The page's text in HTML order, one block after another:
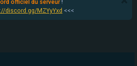
officiel du serveur!
discord.gg/MZYyYxd <<<